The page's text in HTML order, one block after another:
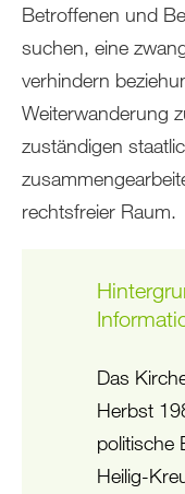
Betroffenen und
suchen, eine
verhindern
Weiterwanderung
zuständigen
rechtsfreier Raum.
Das
Herbst
politische
Heilig-